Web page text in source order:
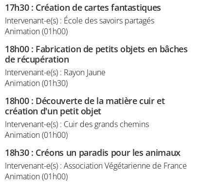
17h30: Création de cartes fantastiques
Intervenant-e(s) : École des savoirs partagés
Animation (01h00)
18h00: Fabrication de petits objets en bâches
de récupération
Intervenant-e(s) : Rayon Jaune
Animation (01h30)
18h00: Découverte de la matière cuir et
création d'un petit objet
Intervenant-e(s) : Cuir des grands chemins
Animation (01h00)
18h30: Créons un paradis pour les animaux
Intervenant-e(s) : Association Végétarienne de France
Animation (01h00)